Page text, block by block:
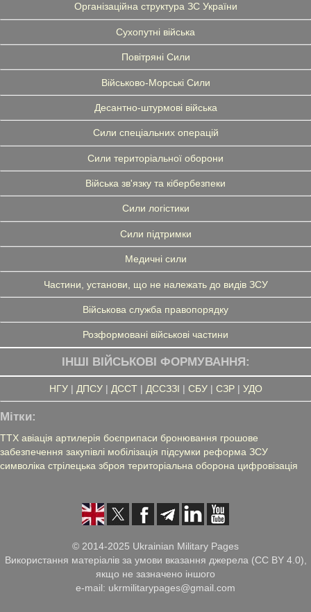
Організаційна структура ЗС України
Сухопутні війська
Повітряні Сили
Військово-Морські Сили
Десантно-штурмові війська
Сили спеціальних операцій
Сили територіальної оборони
Війська зв'язку та кібербезпеки
Сили логістики
Сили підтримки
Медичні сили
Частини, установи, що не належать до видів ЗСУ
Військова служба правопорядку
Розформовані військові частини
ІНШІ ВІЙСЬКОВІ ФОРМУВАННЯ:
НГУ| ДПСУ| ДССТ| ДССЗЗІ | СБУ| СЗР| УДО
Мітки:
ТТХ авіація артилерія боєприпаси бронювання грошове
забезпечення закупівлі мобілізація підсумки реформа ЗСУ
символіка стрілецька зброя територіальна оборона цифровізація
© 2014-2025 Ukrainian Military Pages
Використання матеріалів за умови вказання джерела (CC BY 4.0),
якщо не зазначено іншого
e-mail: ukrmilitarypages@gmail.com